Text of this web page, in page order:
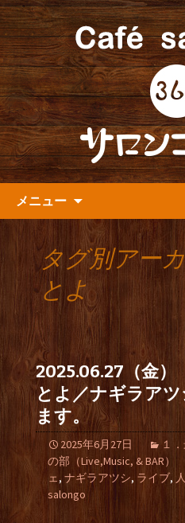
人形町の『
ェ』よりお知
人形町の音楽カフ
最新情報をお届け
メニュー
タグ別アー
とよ
2025.06.27（金
とよ／ナギラア
ます。
2025年6月27日 １
の部（Live,Music, & BAR）
ェ, ナギラアツシ, ライブ,
salongo